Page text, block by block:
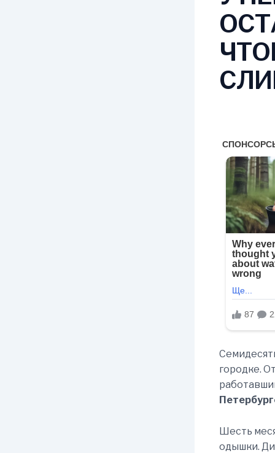
городке.
Шесть
одышки.